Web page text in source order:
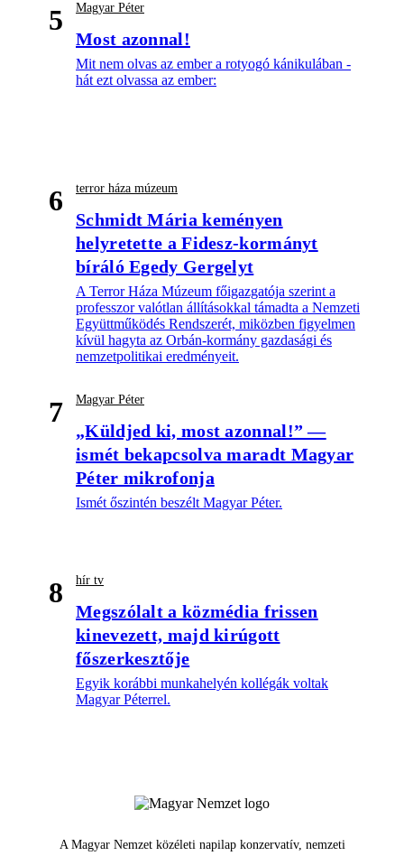
5 Magyar Péter
Most azonnal!
Mit nem olvas az ember a rotyogó kánikulában -
hát ezt olvassa az ember:
6 terror háza múzeum
Schmidt Mária keményen
helyretette a Fidesz-kormányt
bíráló Egedy Gergelyt
A Terror Háza Múzeum főigazgatója szerint a
professzor valótlan állításokkal támadta a Nemzeti
Együttműködés Rendszerét, miközben figyelmen
kívül hagyta az Orbán-kormány gazdasági és
nemzetpolitikai eredményeit.
7 Magyar Péter
„Küldjed ki, most azonnal!” —
ismét bekapcsolva maradt Magyar
Péter mikrofonja
Ismét őszintén beszélt Magyar Péter.
8 hír tv
Megszólalt a közmédia frissen
kinevezett, majd kirúgott
főszerkesztője
Egyik korábbi munkahelyén kollégák voltak
Magyar Péterrel.
A Magyar Nemzet közéleti napilap konzervatív, nemzeti